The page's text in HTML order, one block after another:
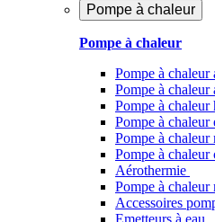
Pompe à chaleur
Pompe à chaleur
Pompe à chaleur
Pompe à chaleur
Pompe à chaleur
Pompe à chaleur​
Pompe à chaleur
Pompe à chaleur
Aérothermie
Pompe à
Accessoires